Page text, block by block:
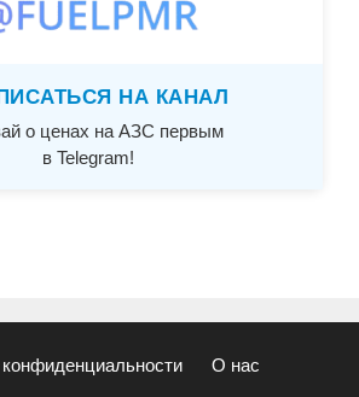
НА КАНАЛ
о ценах на АЗС первым
в Telegram!
О нас